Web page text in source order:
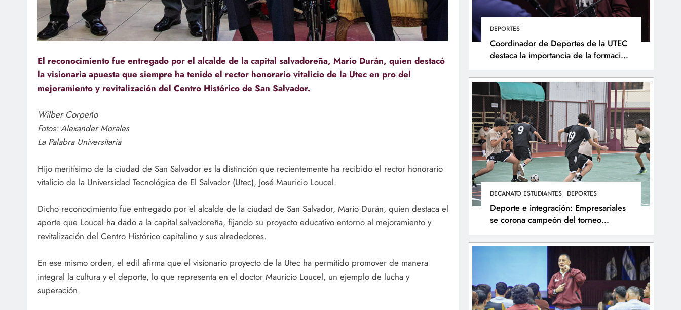
El reconocimiento fue entregado por el alcalde de la capital salvadoreña, Mario Durán, quien destacó
la visionaria apuesta que siempre ha tenido el rector honorario vitalicio de la Utec en pro del
mejoramiento y revitalización del Centro Histórico de San Salvador.
Wilber Corpeño
Fotos: Alexander Morales
La Palabra Universitaria
Hijo meritísimo de la ciudad de San Salvador es la distinción que recientemente ha recibido el rector honorario
vitalicio de la Universidad Tecnológica de El Salvador (Utec), José Mauricio Loucel.
Dicho reconocimiento fue entregado por el alcalde de la ciudad de San Salvador, Mario Durán, quien destaca el
aporte que Loucel ha dado a la capital salvadoreña, fijando su proyecto educativo entorno al mejoramiento y
revitalización del Centro Histórico capitalino y sus alrededores.
En ese mismo orden, el edil afirma que el visionario proyecto de la Utec ha permitido promover de manera
integral la cultura y el deporte, lo que representa en el doctor Mauricio Loucel, un ejemplo de lucha y
superación.
DEPORTES
Coordinador de Deportes de la UTEC
destaca la importancia de la formación
DECANATO ESTUDIANTES DEPORTES
Deporte e integración: Empresariales
se corona campeón del torneo